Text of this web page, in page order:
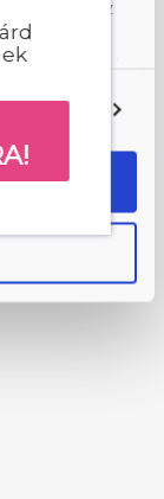
vagy az
A
hozzájárul a
Beállítások